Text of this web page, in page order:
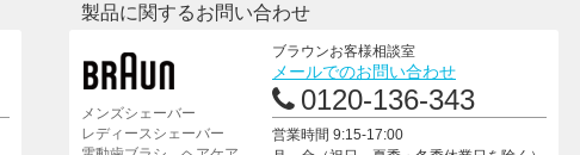
製品に関するお問い合わせ
メンズシェーバー
レディースシェーバー
ブラウンお客様相談室
メールでのお問い合わせ
0120-136-343
営業時間 9:15-17:00